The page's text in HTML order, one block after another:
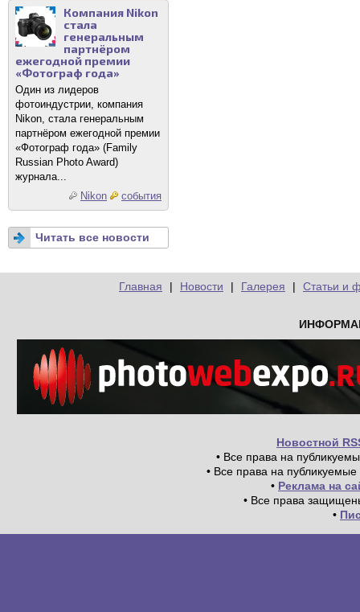
Компания Nikon
стала
генеральным
партнёром
ежегодной премии
«Фотограф года»
Один из лидеров
фотоиндустрии, компания
Nikon, стала генеральным
партнёром ежегодной премии
«Фотограф года» (Family
Russian Photo Award)
журнала...
Nikon
события
Читать все новости
Главная | Новости | Галерея | Статьи и
Новостной
• Все права на
• Все права на
• Реклама на
• Все права
•